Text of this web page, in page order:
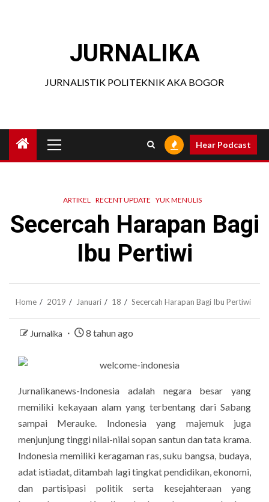
JURNALIKA
JURNALISTIK POLITEKNIK AKA BOGOR
Menu
Hear Podcast
ARTIKEL RECENT UPDATE YUK MENULIS
Secercah Harapan Bagi
Ibu Pertiwi
Home 2019 Januari 18 Secercah Harapan Bagi Ibu Pertiwi
Jurnalika 8 tahun ago
Jurnalikanews-Indonesia adalah negara besar yang
memiliki kekayaan alam yang terbentang dari Sabang
sampai Merauke. Indonesia yang majemuk juga
menjunjung tinggi nilai-nilai sopan santun dan tata krama.
Indonesia memiliki keragaman ras, suku bangsa, budaya,
adat istiadat, ditambah lagi tingkat pendidikan, ekonomi,
dan partisipasi politik serta kesejahteraan yang